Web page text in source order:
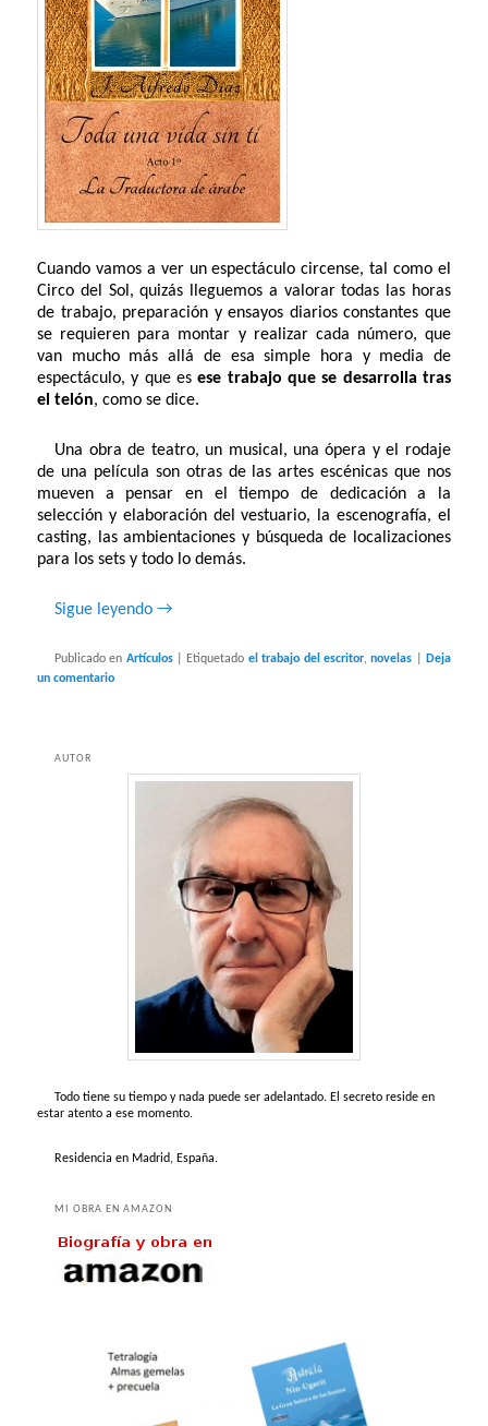
Cuando vamos a ver un espectáculo circense, tal como el
Circo del Sol, quizás lleguemos a valorar todas las horas
de trabajo, preparación y ensayos diarios constantes que
se requieren para montar y realizar cada número, que
van mucho más allá de esa simple hora y media de
espectáculo, y que esese trabajo que se desarrolla tras
el telón, como se dice.
Una obra de teatro, un musical, una ópera y el rodaje
de una película son otras de las artes escénicas que nos
mueven a pensar en el tiempo de dedicación a la
selección y elaboración del vestuario, la escenografía, el
casting, las ambientaciones y búsqueda de localizaciones
para los sets y todo lo demás.
Sigue leyendo→
Publicado en Artículos |Etiquetado el trabajo del escritor,novelas
Deja
un comentario
AUTOR
Todo tiene su tiempo y nada puede ser adelantado. El secreto reside en
estar atento a ese momento.
Residencia en Madrid, España.
MI OBRA EN AMAZON